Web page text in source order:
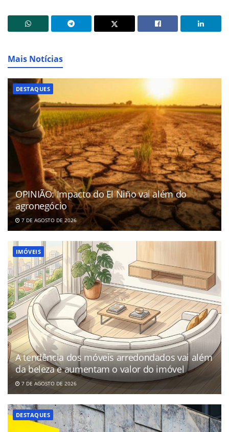
Mais Notícias
DESTAQUES
OPINIÃO: Impacto do El Niño vai além do
agronegócio
7 DE AGOSTO DE 2026
IMÓVEIS
A tendência dos móveis arredondados vai além
da beleza e aumentam o valor do imóvel
7 DE AGOSTO DE 2026
DESTAQUES